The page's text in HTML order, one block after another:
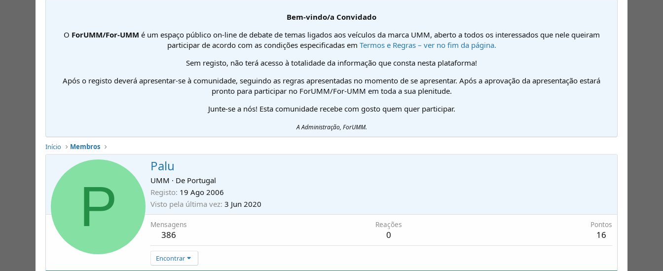
Bem-vindo/a Convidado
O ForUMM/For-UMM é um espaço público on-line de debate de temas ligados aos veículos da marca UMM, aberto a todos os interessados que nele queiram
participar de acordo com as condições especificadas em Termos e Regras – ver no fim da página.
Sem registo, não terá acesso à totalidade da informação que consta nesta plataforma!
Após o registo deverá apresentar-se à comunidade, seguindo as regras apresentadas no momento de se apresentar. Após a aprovação da apresentação estará
pronto para participar no ForUMM/For-UMM em toda a sua plenitude.
Junte-se a nós! Esta comunidade recebe com gosto quem quer participar.
A Administração, ForUMM.
Início Membros
P
Palu
UMM · De Portugal
Registo 19 Ago 2006
Visto pela última vez 3 Jun 2020
Mensagens
386
Reações
0
Pontos
16
Encontrar